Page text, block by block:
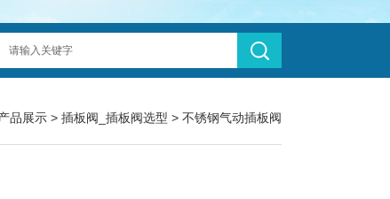
品展示 > 插板阀_插板阀选型 > 不锈钢气动插板阀